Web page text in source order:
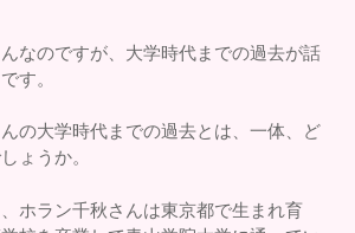
なのですが、大学時代までの過去が話
す。
の大学時代までの過去とは、一体、ど
ょうか。
ホラン千秋さんは東京都で生まれ育